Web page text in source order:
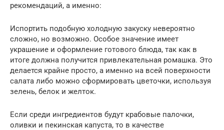
рекомендаций, а именно:
Испортить подобную холодную закуску невероятно
сложно, но возможно. Особое значение имеет
украшение и оформление готового блюда, так как в
итоге должна получится привлекательная ромашка. Это
делается крайне просто, а именно на всей поверхности
салата либо можно сформировать цветочки, используя
зелень, белок и желток.
Если среди ингредиентов будут крабовые палочки,
оливки и пекинская капуста, то в качестве